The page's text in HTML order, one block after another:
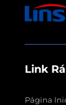
Link
Página